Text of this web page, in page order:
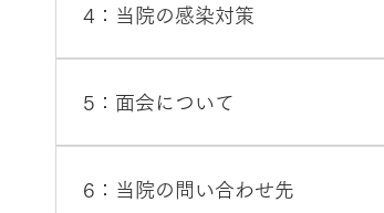
者・接触者相談センター」に相談の
4：当院の感染対策
おります。また、毎日の体温測定等
者さん、職員から感染者を出さない
院内感染の予防に努めてまいります
染する可能性は否定できません。万
5：面会について
た。 11月10日より予約制にて面会
6：当院の問い合わせ先